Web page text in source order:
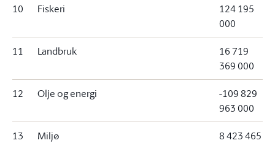
10 Fiskeri
124 195
000
11 Landbruk
16 719
369 000
12 Olje og energi
-109 829
963 000
13 Miljø
8 423 465